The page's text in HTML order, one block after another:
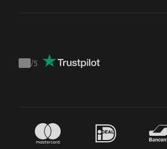
Trustpilot
/5